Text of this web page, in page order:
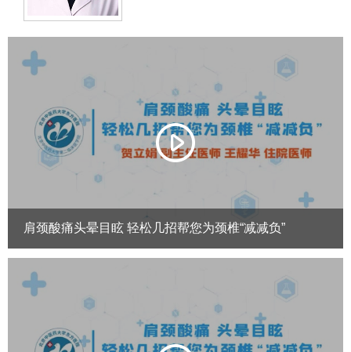
肩颈酸痛头晕目眩 轻松几招帮您为颈椎“减减负”